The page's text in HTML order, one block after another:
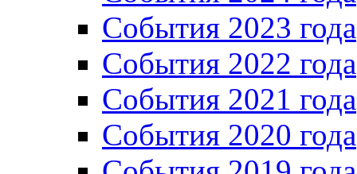
События 2023 года
Cобытия 2022 года
Cобытия 2021 года
События 2020 года